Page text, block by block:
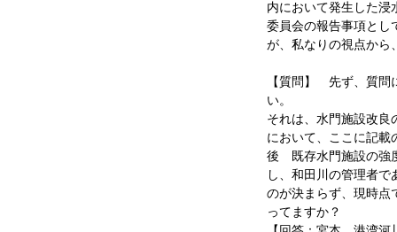
内において発生した浸
委員会の報告事項とし
が、私なりの視点から
【質問】 先ず、質
い。
それは、水門施設改良
において、ここに記載
後 既存水門施設の強
し、和田川の管理者
のが決まらず、現時点
ってますか？